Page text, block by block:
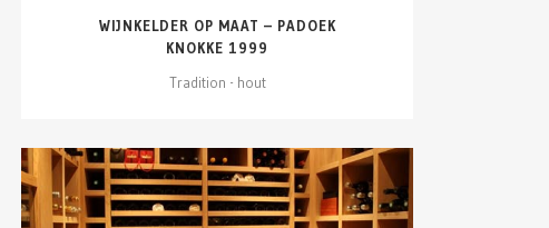
WIJNKELDER OP MAAT – PADOEK
KNOKKE 1999
Tradition - hout